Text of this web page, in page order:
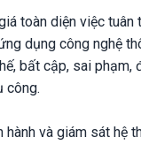
toàn diện việc tuân
dụng công nghệ
bất cập, sai phạm,
công.
và giám sát hệ